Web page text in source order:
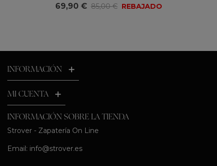
69,90 € 85,00 € REBAJADO
INFORMACIÓN
MI CUENTA
INFORMACIÓN SOBRE LA TIENDA
Strover - Zapatería On Line
Email: info@strover.es